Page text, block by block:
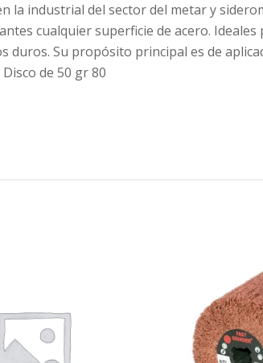
la industrial del sector del metar y
cualquier superficie de acero. Ideales
duros. Su propósito principal es de
de 50 gr 80